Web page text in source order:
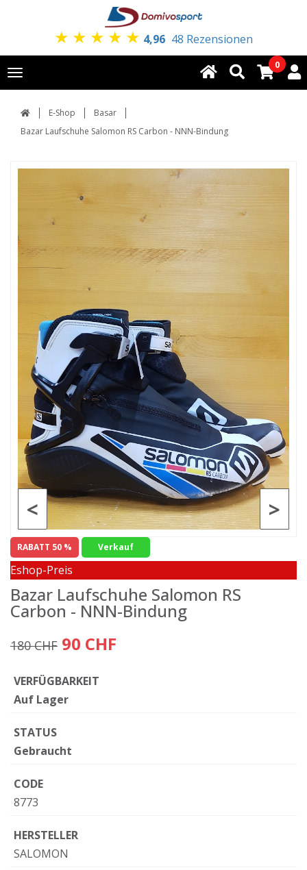
★ ★ ★ ★ ★ 4,96 48 Rezensionen
Toggle
navigation
0
E-Shop
Basar
Bazar Laufschuhe Salomon RS Carbon - NNN-Bindung
>
<
RABATT 50 % Verkauf
Eshop-Preis
Bazar Laufschuhe Salomon RS
Carbon - NNN-Bindung
180 CHF 90 CHF
VERFÜGBARKEIT
Auf Lager
STATUS
Gebraucht
CODE
8773
HERSTELLER
SALOMON